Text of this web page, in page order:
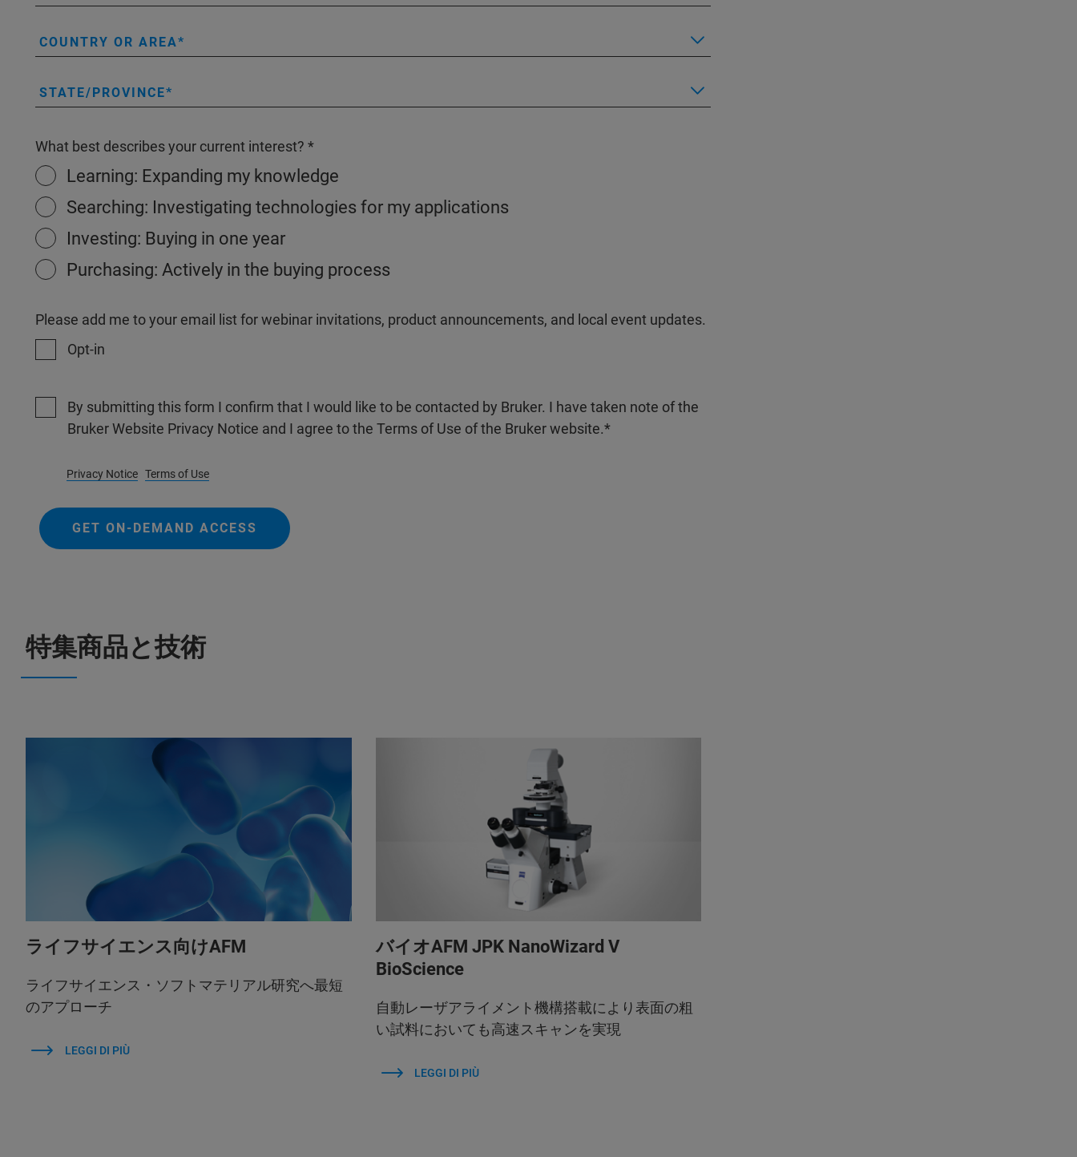
COUNTRY OR AREA
STATE/PROVINCE
What best describes your current interest?
Learning: Expanding my knowledge
Searching: Investigating technologies for my applications
Investing: Buying in one year
Purchasing: Actively in the buying process
Please add me to your email list for webinar invitations, product announcements, and local event updates.
Opt-in
By submitting this form I confirm that I would like to be contacted by Bruker. I have taken note of the
Bruker Website Privacy Notice and I agree to the Terms of Use of the Bruker website.
Privacy Notice Terms of Use
GET ON-DEMAND ACCESS
特集商品と技術
ライフサイエンス向けAFM
ライフサイエンス・ソフトマテリアル研究へ最短
のアプローチ
LEGGI DI PIÙ
バイオAFM JPK NanoWizard V
BioScience
自動レーザアライメント機構搭載により表面の粗
い試料においても高速スキャンを実現
LEGGI DI PIÙ